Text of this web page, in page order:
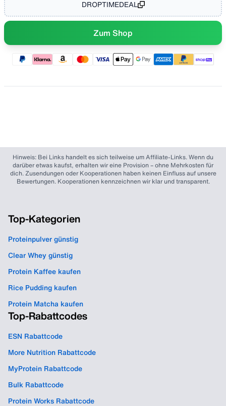
DROPTIMEDEAL
Zum Shop
Hinweis: Bei Links handelt es sich teilweise um Affiliate-Links. Wenn du
darüber etwas kaufst, erhalten wir eine Provision – ohne Mehrkosten für
dich. Zusendungen oder Kooperationen haben keinen Einfluss auf unsere
Bewertungen. Kooperationen kennzeichnen wir klar und transparent.
Top-Kategorien
Proteinpulver günstig
Clear Whey günstig
Protein Kaffee kaufen
Rice Pudding kaufen
Protein Matcha kaufen
Top-Rabattcodes
ESN Rabattcode
More Nutrition Rabattcode
MyProtein Rabattcode
Bulk Rabattcode
Protein Works Rabattcode